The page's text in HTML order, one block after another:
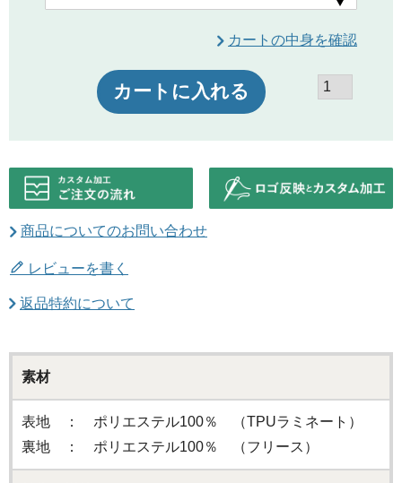
カートの中身を確認
カートに入れる
商品についてのお問い合わせ
レビューを書く
返品特約について
素材
表地 ： ポリエステル100％ （TPUラミネート）
裏地 ： ポリエステル100％ （フリース）